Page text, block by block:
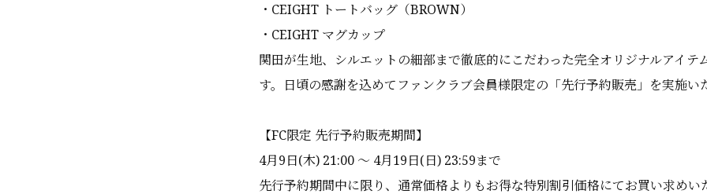
・CEIGHT トートバッグ（BROWN）
・CEIGHT マグカップ
関田が生地、シルエットの細部まで徹底的にこだわった完全オリジナルアイテ
す。日頃の感謝を込めてファンクラブ会員様限定の「先行予約販売」を実施い
【FC限定 先行予約販売期間】
4月9日(木) 21:00 〜 4月19日(日) 23:59まで
先行予約期間中に限り、通常価格よりもお得な特別割引価格にてお買い求めい